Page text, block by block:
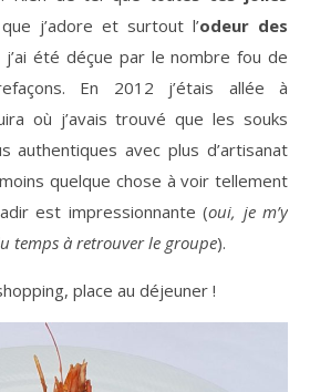
j’adore et surtout l’odeur des
j’ai été déçue par le nombre fou de
En 2012 j’étais allée à
où j’avais trouvé que les souks
authentiques avec plus d’artisanat
quelque chose à voir tellement
est impressionnante (oui, je m’y
temps à retrouver le groupe).
place au déjeuner !